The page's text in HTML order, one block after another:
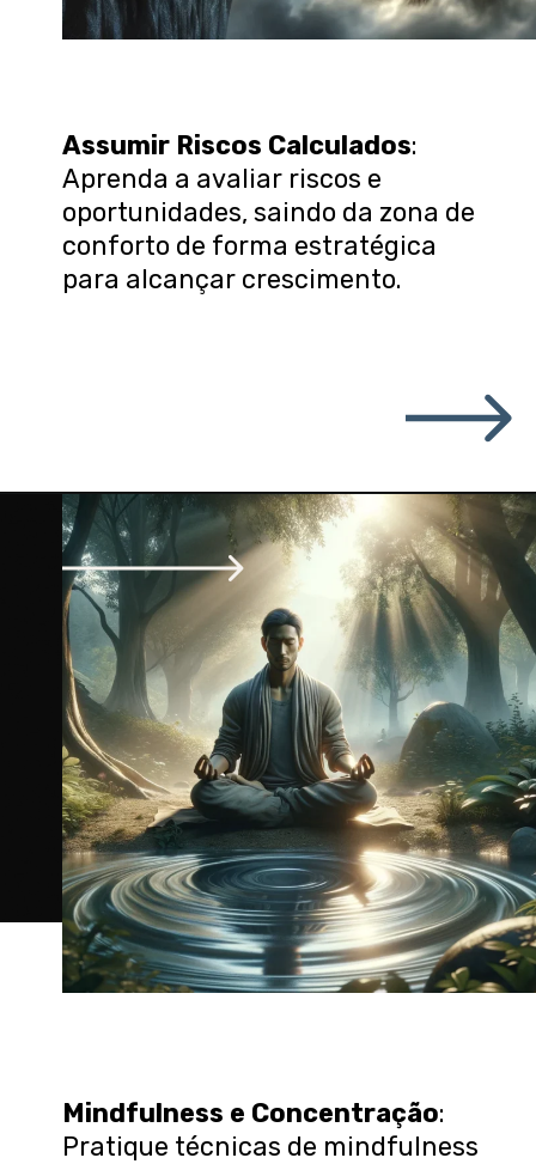
Assumir Riscos Calculados:
Aprenda a avaliar riscos e
oportunidades, saindo da zona de
conforto de forma estratégica
para alcançar crescimento.
Mindfulness e Concentração:
Pratique técnicas de mindfulness